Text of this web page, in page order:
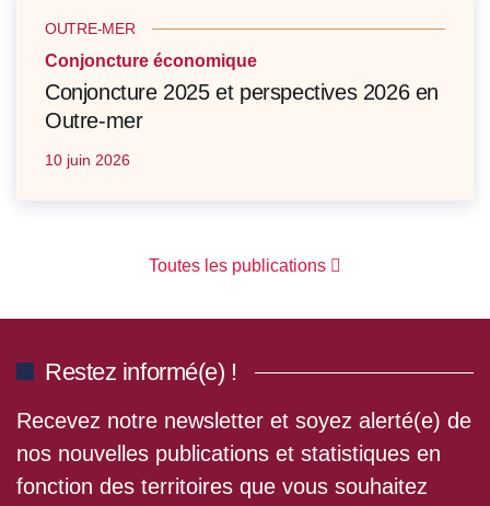
OUTRE-MER
Conjoncture économique
Conjoncture 2025 et perspectives 2026 en
Outre-mer
10 juin 2026
Toutes les publications
Restez informé(e) !
Recevez notre newsletter et soyez alerté(e) de
nos nouvelles publications et statistiques en
fonction des territoires que vous souhaitez